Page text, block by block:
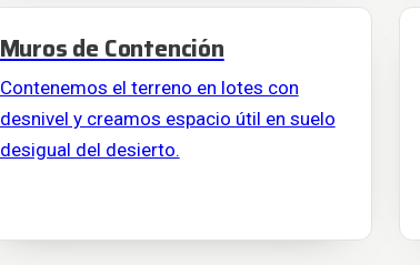
Muros de Contención
Contenemos el terreno en lotes con
desnivel y creamos espacio útil en suelo
desigual del desierto.